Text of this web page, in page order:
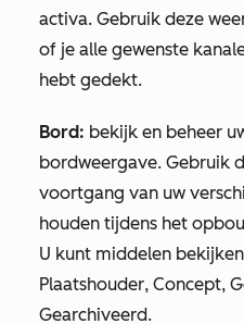
activa. Gebruik deze
of je alle gewenste
hebt gedekt.
Bord: bekijk en beheer
bordweergave. Gebruik
voortgang van uw
houden tijdens het
U kunt middelen
Plaatshouder, Concept,
Gearchiveerd.